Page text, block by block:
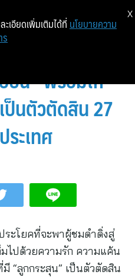
B เผย
ปืน” พร้อมให้
ป็นตัวตัดสิน 27
ะเทศ
ระโยคที่จะพาผู้ชมดำดิ่งสู่
ไปด้วยความรัก ความแค้น
“ลูกกระสุน” เป็นตัวตัดสิน
เอียดเพิ่มเติมได้ที่ นโยบายความ
ร
X